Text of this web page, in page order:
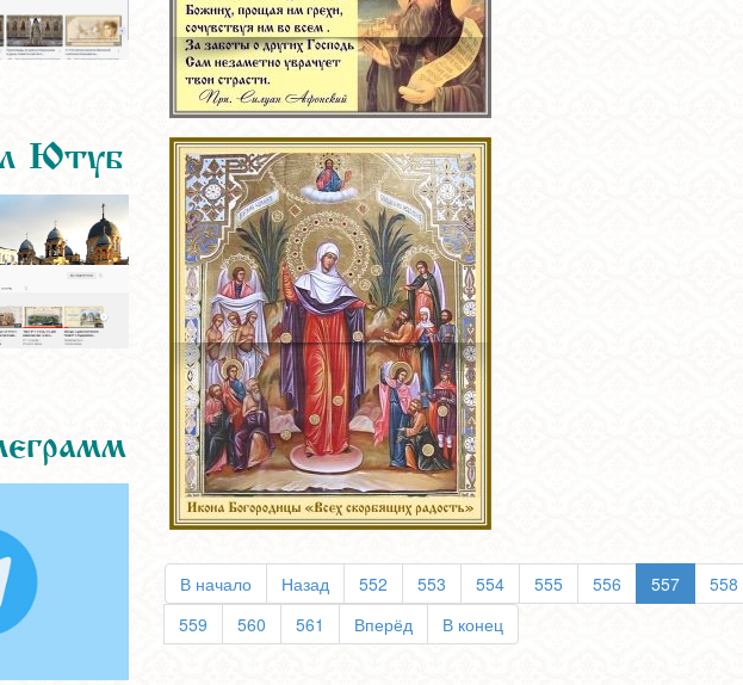
В начало Назад 552 553 554 555 556 557
558
559
560 561 Вперёд В конец
Ютуб